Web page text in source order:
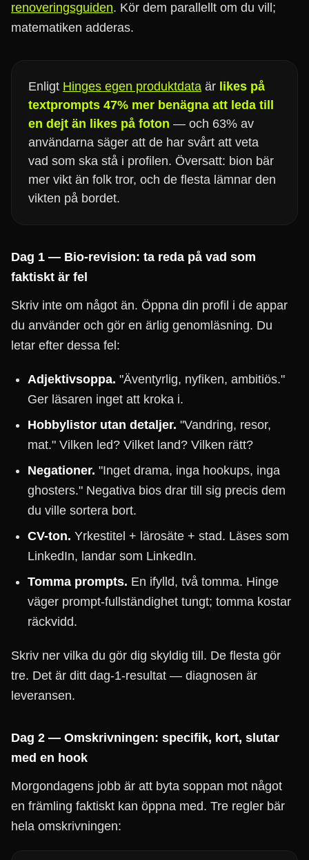
renoveringsguiden. Kör dem parallellt om du vill;
matematiken adderas.
Enligt Hinges egen produktdata är likes på
textprompts 47% mer benägna att leda till
en dejt än likes på foton — och 63% av
användarna säger att de har svårt att veta
vad som ska stå i profilen. Översatt: bion bär
mer vikt än folk tror, och de flesta lämnar den
vikten på bordet.
Dag 1 — Bio-revision: ta reda på vad som
faktiskt är fel
Skriv inte om något än. Öppna din profil i de appar
du använder och gör en ärlig genomläsning. Du
letar efter dessa fel:
Adjektivsoppa. "Äventyrlig, nyfiken, ambitiös."
Ger läsaren inget att kroka i.
Hobbylistor utan detaljer. "Vandring, resor,
mat." Vilken led? Vilket land? Vilken rätt?
Negationer. "Inget drama, inga hookups, inga
ghosters." Negativa bios drar till sig precis dem
du ville sortera bort.
CV-ton. Yrkestitel + lärosäte + stad. Läses som
LinkedIn, landar som LinkedIn.
Tomma prompts. En ifylld, två tomma. Hinge
väger prompt-fullständighet tungt; tomma kostar
räckvidd.
Skriv ner vilka du gör dig skyldig till. De flesta gör
tre. Det är ditt dag-1-resultat — diagnosen är
leveransen.
Dag 2 — Omskrivningen: specifik, kort, slutar
med en hook
Morgondagens jobb är att byta soppan mot något
en främling faktiskt kan öppna med. Tre regler bär
hela omskrivningen: